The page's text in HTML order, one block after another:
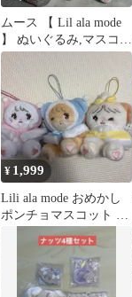
ムース 【 Lil ala mode
】 ぬいぐるみ,マスコッ
ト ２種セット
¥ 1,999
Lili ala mode おめかし
ポンチョマスコット 3